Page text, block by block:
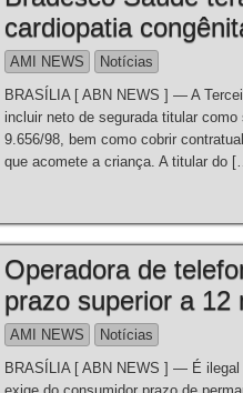
cardiopatia
AMI NEWS
Notícias
BRASÍLIA [ ABN NEWS ] — A
incluir neto de segurada titular
9.656/98, bem como cobrir
que acomete a criança. A titular do
Operadora de
prazo superior a 12
AMI NEWS
Notícias
BRASÍLIA [ ABN NEWS ] — É ilegal